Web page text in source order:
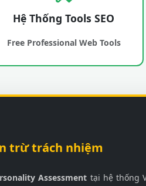
Hệ Thống Tools SEO
Free Professional Web Tools
trừ trách nhiệm
Assessment tại hệ thống